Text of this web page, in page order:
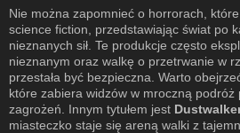
Nie można zapomnieć o horrorach,
science fiction, przedstawiając świat po
nieznanych sił. Te produkcje często
nieznanym oraz walkę o przetrwanie w
przestała być bezpieczna. Warto
które zabiera widzów w mroczną podróż
zagrożeń. Innym tytułem jest
miasteczko staje się areną walki z